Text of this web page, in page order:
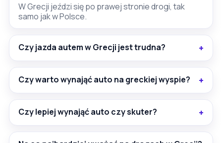
W Grecji jeździ się po prawej stronie drogi, tak
samo jak w Polsce.
Czy jazda autem w Grecji jest trudna?
Czy warto wynająć auto na greckiej wyspie?
Czy lepiej wynająć auto czy skuter?